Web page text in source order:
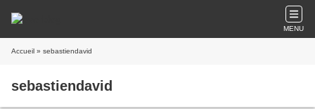
MENU
Accueil » sebastiendavid
sebastiendavid